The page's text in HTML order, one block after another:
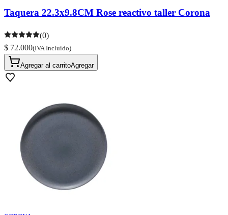
Taquera 22.3x9.8CM Rose reactivo taller Corona
(0)
$ 72.000(IVA Incluido)
Agregar al carritoAgregar